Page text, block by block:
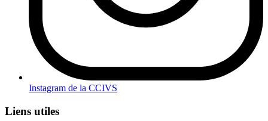
Instagram de la CCIVS
Liens utiles